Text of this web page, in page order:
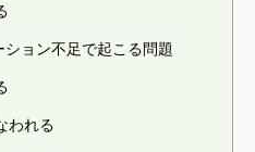
ョン不足で起こる問題
われる